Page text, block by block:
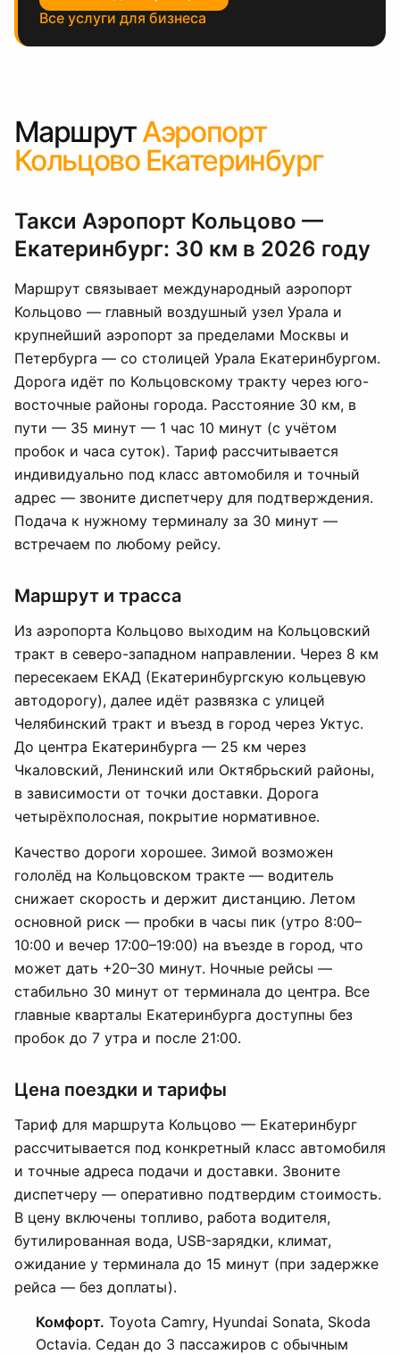
Все услуги для бизнеса
МаршрутАэропорт
Кольцово Екатеринбург
Такси Аэропорт Кольцово —
Екатеринбург: 30 км в 2026 году
Маршрут связывает международный аэропорт
Кольцово — главный воздушный узел Урала и
крупнейший аэропорт за пределами Москвы и
Петербурга — со столицей Урала Екатеринбургом.
Дорога идёт по Кольцовскому тракту через юго-
восточные районы города. Расстояние 30 км, в
пути — 35 минут — 1 час 10 минут (с учётом
пробок и часа суток). Тариф рассчитывается
индивидуально под класс автомобиля и точный
адрес — звоните диспетчеру для подтверждения.
Подача к нужному терминалу за 30 минут —
встречаем по любому рейсу.
Маршрут и трасса
Из аэропорта Кольцово выходим на Кольцовский
тракт в северо-западном направлении. Через 8 км
пересекаем ЕКАД (Екатеринбургскую кольцевую
автодорогу), далее идёт развязка с улицей
Челябинский тракт и въезд в город через Уктус.
До центра Екатеринбурга — 25 км через
Чкаловский, Ленинский или Октябрьский районы,
в зависимости от точки доставки. Дорога
четырёхполосная, покрытие нормативное.
Качество дороги хорошее. Зимой возможен
гололёд на Кольцовском тракте — водитель
снижает скорость и держит дистанцию. Летом
основной риск — пробки в часы пик (утро 8:00–
10:00 и вечер 17:00–19:00) на въезде в город, что
может дать +20–30 минут. Ночные рейсы —
стабильно 30 минут от терминала до центра. Все
главные кварталы Екатеринбурга доступны без
пробок до 7 утра и после 21:00.
Цена поездки и тарифы
Тариф для маршрута Кольцово — Екатеринбург
рассчитывается под конкретный класс автомобиля
и точные адреса подачи и доставки. Звоните
диспетчеру — оперативно подтвердим стоимость.
В цену включены топливо, работа водителя,
бутилированная вода, USB-зарядки, климат,
ожидание у терминала до 15 минут (при задержке
рейса — без доплаты).
Комфорт. Toyota Camry, Hyundai Sonata, Skoda
Octavia. Седан до 3 пассажиров с обычным